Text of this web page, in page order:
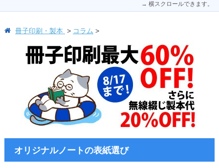
→ 横スクロールできます。
冊子印刷・製本 コラム
オリジナルノートの表紙選び